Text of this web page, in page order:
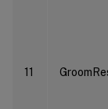
11